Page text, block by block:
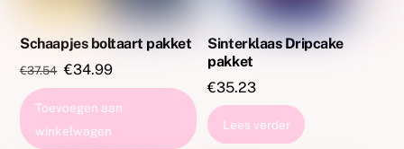
Schaapjes boltaart pakket
€37.54 Oorspronkelijke
prijs
was:
€37.54.
€34.99Huidige
prijs
is:
Toevoegen aan
winkelwagen
Sinterklaas Dripcake
pakket
€35.23
Lees verder